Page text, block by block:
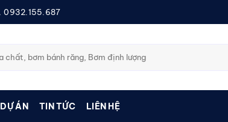
0932.155.687
DỰ ÁN TIN TỨC LIÊN HỆ